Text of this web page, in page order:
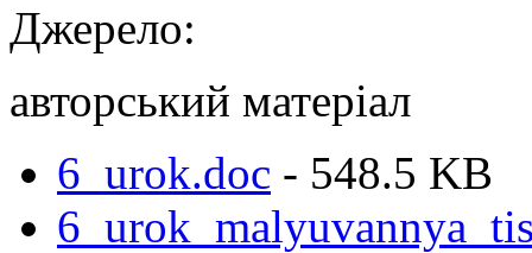
Джерело:
авторський матеріал
6_urok.doc - 548.5 KB